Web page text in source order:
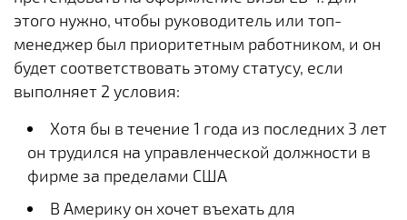
этого нужно, чтобы руководитель или топ-
менеджер был приоритетным работником, и он
будет соответствовать этому статусу, если
выполняет 2 условия:
Хотя бы в течение 1 года из последних 3 лет
он трудился на управленческой должности в
фирме за пределами США
В Америку он хочет въехать для